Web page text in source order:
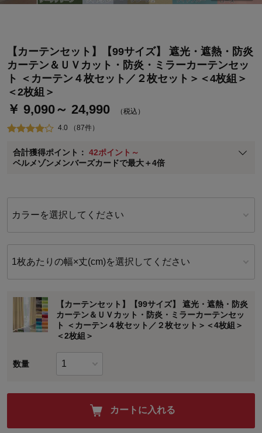
【カーテンセット】【99サイズ】 遮光・遮熱・防炎
カーテン＆ＵＶカット・防炎・ミラーカーテンセッ
ト ＜カーテン４枚セット／２枚セット＞＜4枚組＞
＜2枚組＞
￥ 9,090～ 24,990 （税込）
4.0 （87件）
合計獲得ポイント： 42ポイント～
ベルメゾンメンバーズカードで最大＋4倍
さらにポイント還元最大16倍！
ベルメゾンご優待サービスについて
ベルメゾン・ポイントについて
通常商品送料無料 返品引取無料（JCBのみ）
即時入会なら更に500円OFFクーポンプレゼント
※メンバーズカードの加算ポイントはステージ倍率適用前の基本ポイント
に対して適用されます。
カラーを選択してください
1枚あたりの幅×丈(cm)を選択してください
【カーテンセット】【99サイズ】 遮光・遮熱・防炎
カーテン＆ＵＶカット・防炎・ミラーカーテンセッ
ト ＜カーテン４枚セット／２枚セット＞＜4枚組＞
＜2枚組＞
数量
カートに入れる